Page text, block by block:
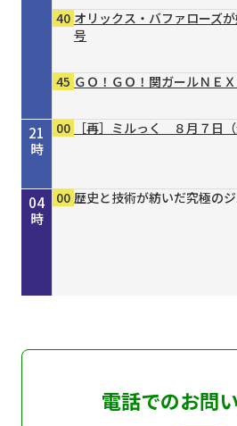
21
時
22
時
23
時
00
時
01
時
02
時
03
時
04
時
40 オリックス・バファローズ
号
45 ＧＯ！ＧＯ！関ガールＮＥＸ
00 ［再］ミルっく ８月７日
00 きしわだネイチャー探訪 ＃
30 地車かわら版
00 Ｄａｙ Ｔｒｉｐｐｅｒ ＃
15 歴史街道 ＃４４８ 丹波と京
30 ＧＯ！ＧＯ！関ガールＮＥＸ
45 オリックス・バファローズが
50 しまねＦｕｔｕｒｅ２０３０
00 ホトケ女史のぶらりまいり
15 歴史街道 ＃４４８ 丹波と京
30 地車かわら版
00 誰でも簡単にオシャレネイ
00 歴史と技術が紡いだ究極の
00 歴史と技術が紡いだ究極の
00 歴史と技術が紡いだ究極の
電話でのお問